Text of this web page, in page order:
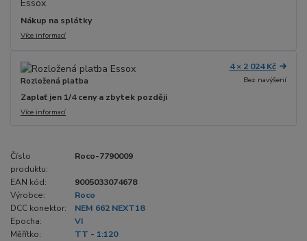
Nákup na splátky
Více informací
Rozložená platba
4 × 2 024 Kč
Bez navýšení
Zaplať jen 1/4 ceny a zbytek později
Více informací
Číslo
produktu:
Roco-7790009
EAN kód:
9005033074678
Výrobce:
Roco
DCC konektor:
NEM 662 NEXT18
Epocha:
VI
Měřítko:
TT - 1:120